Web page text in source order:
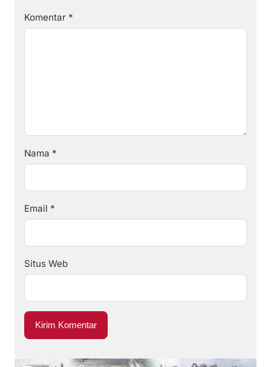
Komentar *
Nama *
Email *
Situs Web